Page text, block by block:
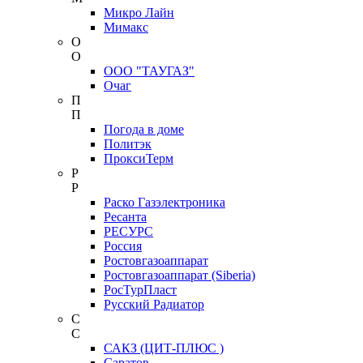
Микро Лайн
Мимакс
О
О
ООО "ТАУГАЗ"
Очаг
П
П
Погода в доме
Политэк
ПроксиТерм
Р
Р
Раско Газэлектроника
Ресанта
РЕСУРС
Россия
Ростовгазоаппарат
Ростовгазоаппарат (Siberia)
РосТурПласт
Русский Радиатор
С
С
САКЗ (ЦИТ-ПЛЮС )